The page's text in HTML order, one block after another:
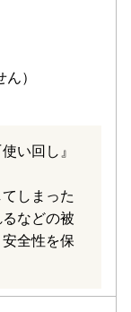
）
い回し』
しまった
などの被
全性を保